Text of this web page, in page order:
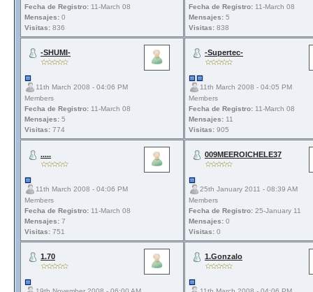
Fecha de Registro: 11-March 08
Mensajes: 0
Visitas: 836
Fecha de Registro: 11-March 08
Mensajes: 5
Visitas: 838
-SHUMI-
11th March 2008 - 04:06 PM
Members
Fecha de Registro: 11-March 08
Mensajes: 5
Visitas: 774
-Supertec-
11th March 2008 - 04:05 PM
Members
Fecha de Registro: 11-March 08
Mensajes: 11
Visitas: 905
.....
11th March 2008 - 04:06 PM
Members
Fecha de Registro: 11-March 08
Mensajes: 7
Visitas: 751
009MEEROICHELE37
25th January 2011 - 08:39 AM
Members
Fecha de Registro: 25-January 11
Mensajes: 0
Visitas: 0
1.70 1.Gonzalo